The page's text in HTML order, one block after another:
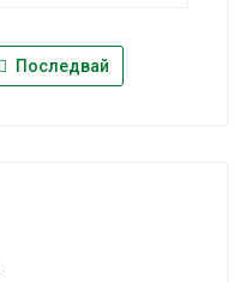
Последвай